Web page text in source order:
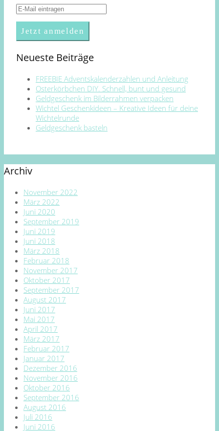
Neueste Beiträge
FREEBIE Adventskalenderzahlen und Anleitung
Osterkörbchen DIY. Schnell, bunt und gesund
Geldgeschenk im Bilderrahmen verpacken
Wichtel Geschenkideen – Kreative Ideen für deine
Wichtelrunde
Geldgeschenk basteln
Archiv
November 2022
März 2022
Juni 2020
September 2019
Juni 2019
Juni 2018
März 2018
Februar 2018
November 2017
Oktober 2017
September 2017
August 2017
Juni 2017
Mai 2017
April 2017
März 2017
Februar 2017
Januar 2017
Dezember 2016
November 2016
Oktober 2016
September 2016
August 2016
Juli 2016
Juni 2016